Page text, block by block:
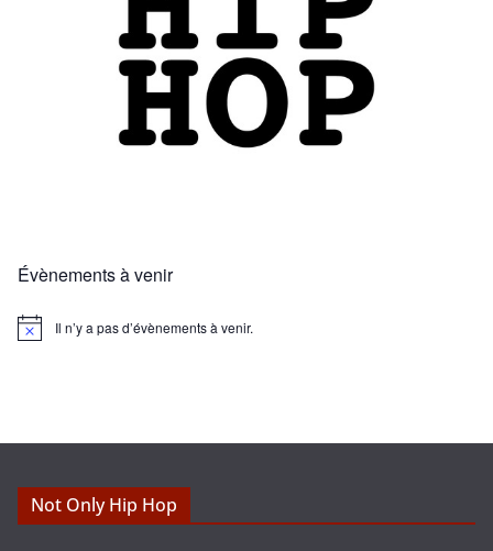
Évènements à venir
N
Il n’y a pas d’évènements à venir.
Not Only Hip Hop